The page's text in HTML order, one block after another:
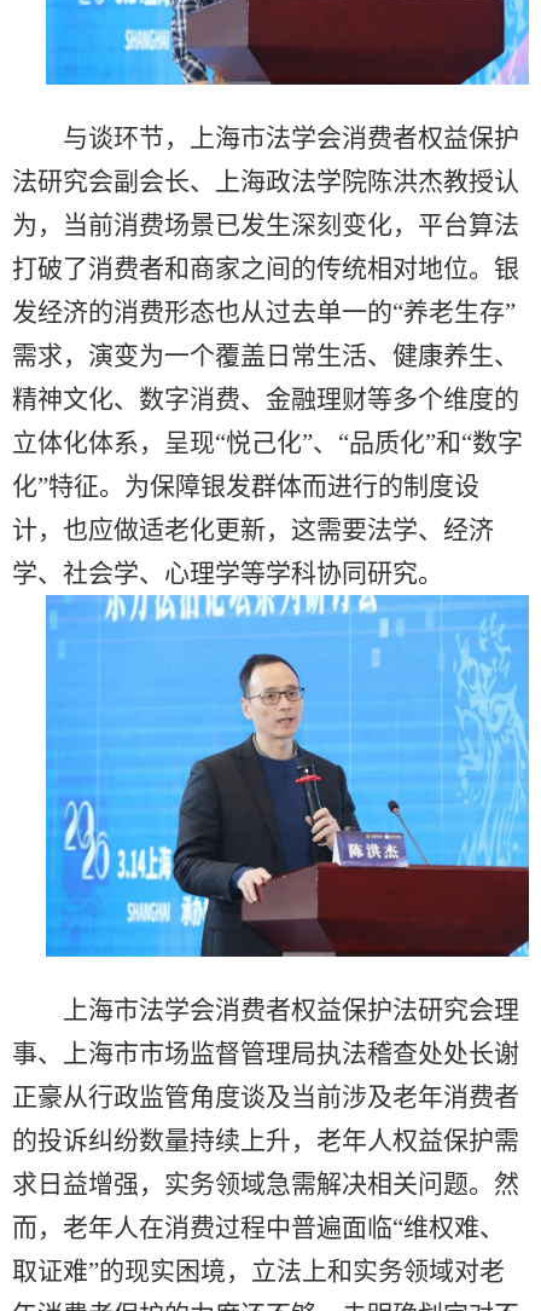
与谈环节，上海市法学会消费者权益保护
法研究会副会长、上海政法学院陈洪杰教授认
为，当前消费场景已发生深刻变化，平台算法
打破了消费者和商家之间的传统相对地位。银
发经济的消费形态也从过去单一的“养老生存”
需求，演变为一个覆盖日常生活、健康养生、
精神文化、数字消费、金融理财等多个维度的
立体化体系，呈现“悦己化”、“品质化”和“数字
化”特征。为保障银发群体而进行的制度设
计，也应做适老化更新，这需要法学、经济
学、社会学、心理学等学科协同研究。
上海市法学会消费者权益保护法研究会理
事、上海市市场监督管理局执法稽查处处长谢
正豪从行政监管角度谈及当前涉及老年消费者
的投诉纠纷数量持续上升，老年人权益保护需
求日益增强，实务领域急需解决相关问题。然
而，老年人在消费过程中普遍面临“维权难、
取证难”的现实困境，立法上和实务领域对老